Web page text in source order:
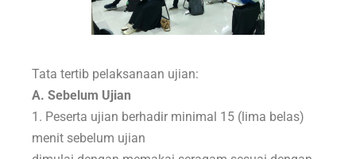
Tata tertib pelaksanaan ujian:
A. Sebelum Ujian
1. Peserta ujian berhadir minimal 15 (lima belas)
menit sebelum ujian